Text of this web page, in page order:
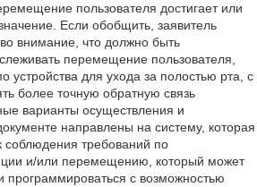
пользователя достигает или
Если обобщить, заявитель
внимание, что должно быть
перемещение пользователя,
устройства для ухода за полостью рта, с
более точную обратную связь
варианты осуществления и
направлены на систему, которая
соблюдения требований по
и/или перемещению, который может
программироваться с возможностью